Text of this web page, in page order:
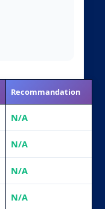
Recommandation
N/A
N/A
N/A
N/A